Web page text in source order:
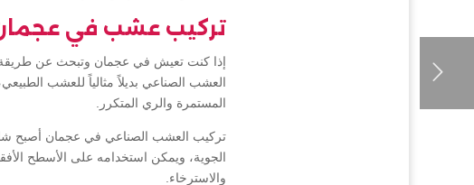
تركيب عشب في
إذا كنت تعيش في عجمان وتبحث عن طريقة
العشب الصناعي بديلاً مثالياً للعشب
المستمرة والري المتكرر.
تركيب العشب الصناعي في عجمان أصبح شائعًا
الجوية، ويمكن استخدامه على الأسطح
والاسترخاء.